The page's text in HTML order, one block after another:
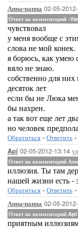
Аппа-паппа 02-05-
Ответ на комментарий -
чувствовал
у меня вообще с
слова не мой конек.
я борюсь, как умею
вяло не знаю.
собственно для
десяток лет
если бы не Люка
бы нахрен.
а так вот еще лет
но человек
Обратиться - Ответить -
Api 02-05-2012-13:14
Ответ на комментарий
иллюзия. Ты там
нашей жизни есть -
Обратиться - Ответить -
Аппа-паппа 02-05-
Ответ на комментарий Api
приятным